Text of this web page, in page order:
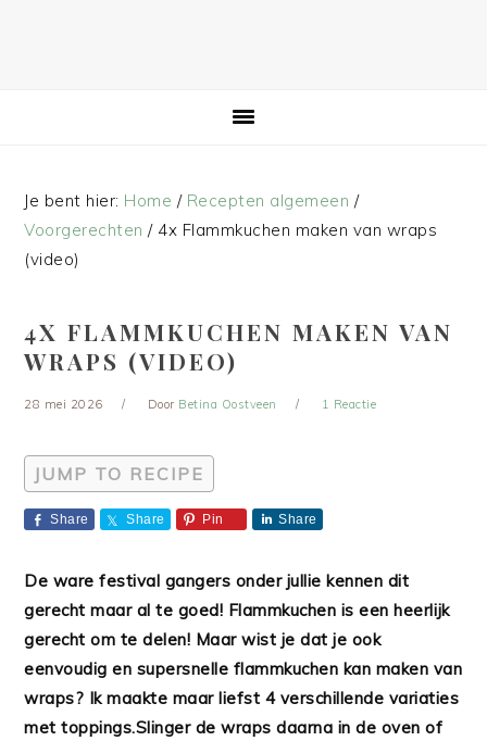
Je bent hier: Home / Recepten algemeen /
Voorgerechten /4x Flammkuchen maken van wraps
(video)
4X FLAMMKUCHEN MAKEN VAN
WRAPS (VIDEO)
28 mei 2026 Door Betina Oostveen 1 Reactie
JUMP TO RECIPE
Share Share Pin Share
De ware festival gangers onder jullie kennen dit
gerecht maar al te goed! Flammkuchen is een heerlijk
gerecht om te delen! Maar wist je dat je ook
eenvoudig en supersnelle flammkuchen kan maken van
wraps? Ik maakte maar liefst 4 verschillende variaties
met toppings.Slinger de wraps daarna in de oven of